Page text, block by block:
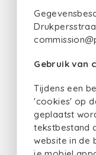
Gebruik van
Tijdens een
'cookies' op
geplaatst
tekstbestand
website in de